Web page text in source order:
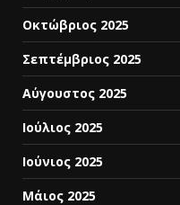
Οκτώβριος 2025
Σεπτέμβριος 2025
Αύγουστος 2025
Ιούλιος 2025
Ιούνιος 2025
Μάιος 2025